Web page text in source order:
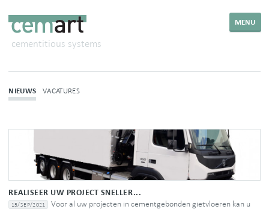
cementitious systems
MENU
NIEUWS VACATURES
REALISEER UW PROJECT SNELLER...
15/SEP/2021
Voor al uw projecten in cementgebonden gietvloeren kan u